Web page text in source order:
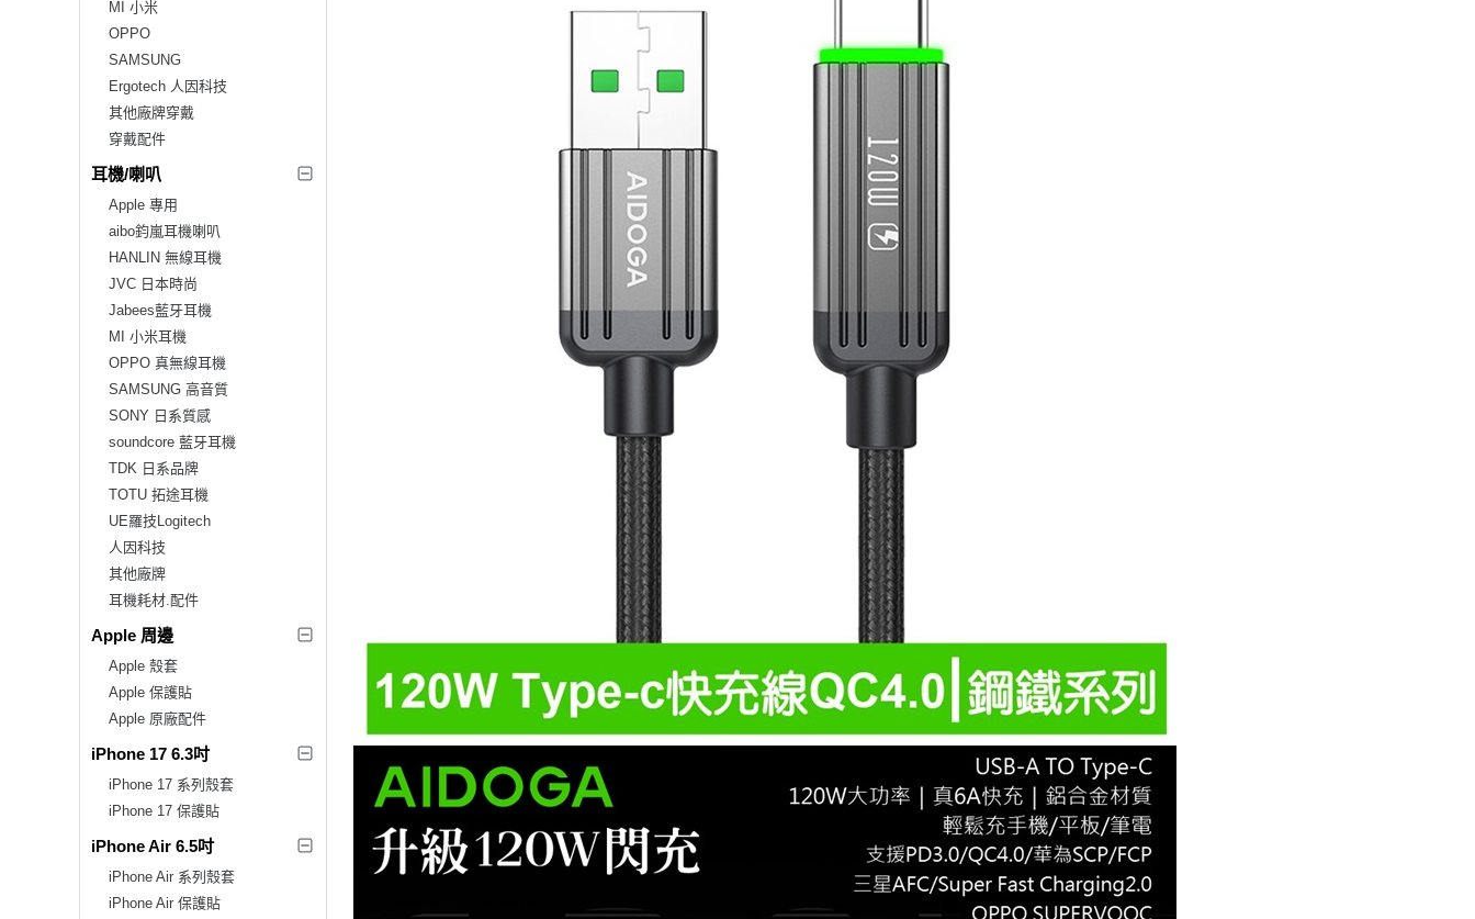
MI 小米
OPPO
SAMSUNG
Ergotech 人因科技
其他廠牌穿戴
穿戴配件
耳機/喇叭
Apple 專用
aibo鈞嵐耳機喇叭
HANLIN 無線耳機
JVC 日本時尚
Jabees藍牙耳機
MI 小米耳機
OPPO 真無線耳機
SAMSUNG 高音質
SONY 日系質感
soundcore 藍牙耳機
TDK 日系品牌
TOTU 拓途耳機
UE羅技Logitech
人因科技
其他廠牌
耳機耗材.配件
Apple 周邊
Apple 殼套
Apple 保護貼
Apple 原廠配件
iPhone 17 6.3吋
iPhone 17 系列殼套
iPhone 17 保護貼
iPhone Air 6.5吋
iPhone Air 系列殼套
iPhone Air 保護貼